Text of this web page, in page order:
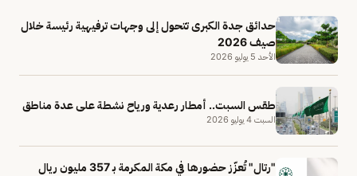
حدائق جدة الكبرى تتحول إلى وجهات ترفيهية رئيسة خلال
صيف 2026
الأحد 5 يوليو 2026
طقس السبت.. أمطار رعدية ورياح نشطة على عدة مناطق
السبت 4 يوليو 2026
"رتال" تُعزّز حضورها في مكة المكرمة بـ 357 مليون ريال